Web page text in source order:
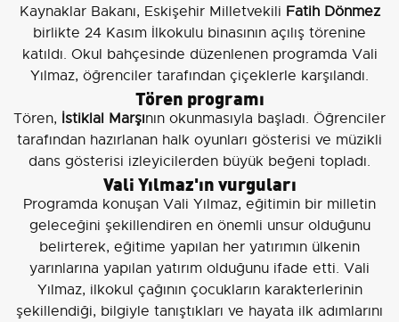
Kaynaklar Bakanı, Eskişehir Milletvekili Fatih Dönmez
birlikte 24 Kasım İlkokulu binasının açılış törenine
katıldı. Okul bahçesinde düzenlenen programda Vali
Yılmaz, öğrenciler tarafından çiçeklerle karşılandı.
Tören programı
Tören, İstiklal Marşının okunmasıyla başladı. Öğrenciler
tarafından hazırlanan halk oyunları gösterisi ve müzikli
dans gösterisi izleyicilerden büyük beğeni topladı.
Vali Yılmaz'ın vurguları
Programda konuşan Vali Yılmaz, eğitimin bir milletin
geleceğini şekillendiren en önemli unsur olduğunu
belirterek, eğitime yapılan her yatırımın ülkenin
yarınlarına yapılan yatırım olduğunu ifade etti. Vali
Yılmaz, ilkokul çağının çocukların karakterlerinin
şekillendiği, bilgiyle tanıştıkları ve hayata ilk adımlarını